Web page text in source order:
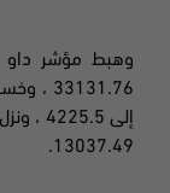
13037.49.